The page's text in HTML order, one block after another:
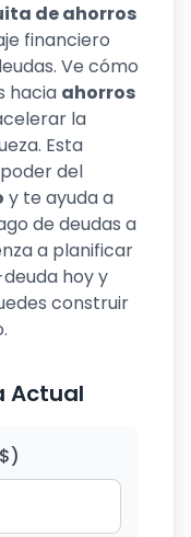
de ahorros
financiero
Ve cómo
hacia ahorros
la
Esta
del
y te ayuda a
de deudas a
a planificar
hoy y
construir
Actual